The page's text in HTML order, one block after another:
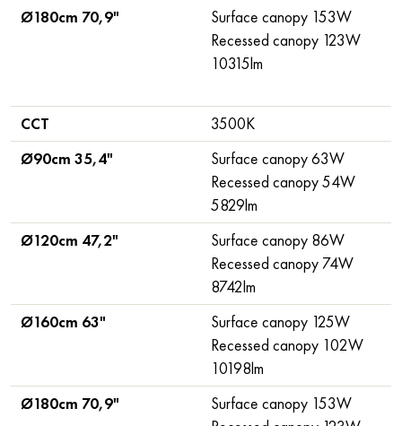
Ø180cm 70,9"
Surface canopy 153W
Recessed canopy 123W
10315lm
CCT
3500K
Ø90cm 35,4"
Surface canopy 63W
Recessed canopy 54W
5829lm
Ø120cm 47,2"
Surface canopy 86W
Recessed canopy 74W
8742lm
Ø160cm 63"
Surface canopy 125W
Recessed canopy 102W
10198lm
Ø180cm 70,9"
Surface canopy 153W